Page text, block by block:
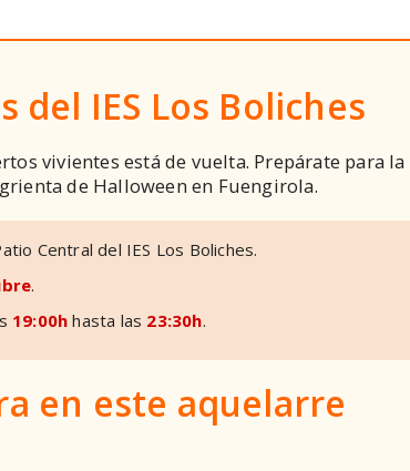
del IES Los Boliches
vivientes está de vuelta. Prepárate para la
de Halloween en Fuengirola.
Central del IES Los Boliches.
.
19:00h hasta las 23:30h.
en este aquelarre